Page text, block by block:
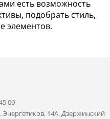
есть возможность
подобрать стиль,
элементов.
09
Энергетиков, 14А, Дзержинский